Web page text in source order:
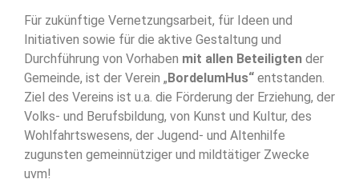
Für zukünftige Vernetzungsarbeit, für Ideen und
Initiativen sowie für die aktive Gestaltung und
Durchführung von Vorhaben mit allen Beteiligten der
Gemeinde, ist der Verein „BordelumHus“ entstanden.
Ziel des Vereins ist u.a. die Förderung der Erziehung, der
Volks- und Berufsbildung, von Kunst und Kultur, des
Wohlfahrtswesens, der Jugend- und Altenhilfe
zugunsten gemeinnütziger und mildtätiger Zwecke
uvm!